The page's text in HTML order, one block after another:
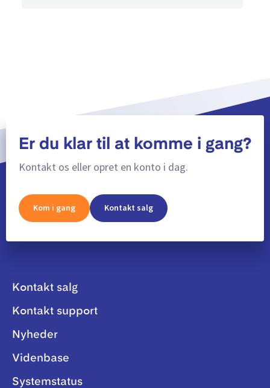
Er du klar til at komme i gang?
Kontakt os eller opret en konto i dag.
Kom i gang Kontakt salg
Kontakt salg
Kontakt support
Nyheder
Videnbase
Systemstatus